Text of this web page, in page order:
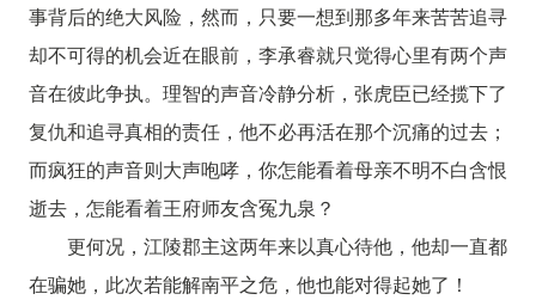
事背后的绝大风险，然而，只要一想到那多年来苦苦追寻
却不可得的机会近在眼前，李承睿就只觉得心里有两个声
音在彼此争执。理智的声音冷静分析，张虎臣已经揽下了
复仇和追寻真相的责任，他不必再活在那个沉痛的过去；
而疯狂的声音则大声咆哮，你怎能看着母亲不明不白含恨
逝去，怎能看着王府师友含冤九泉？
更何况，江陵郡主这两年来以真心待他，他却一直都
在骗她，此次若能解南平之危，他也能对得起她了！